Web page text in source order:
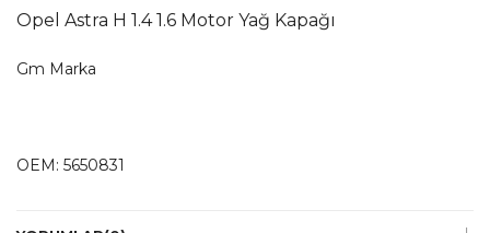
Opel Astra H 1.4 1.6 Motor Yağ Kapağı
Gm Marka
OEM: 5650831